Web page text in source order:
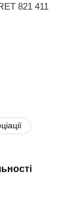
821 411